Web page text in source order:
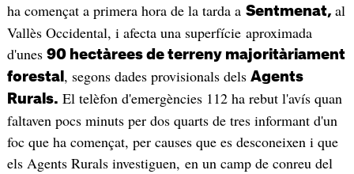
ha començat a primera hora de la tarda a Sentmenat, al
Vallès Occidental, i afecta una superfície aproximada
d'unes 90 hectàrees de terreny majoritàriament
forestal , segons dades provisionals dels Agents
Rurals. El telèfon d'emergències 112 ha rebut l'avís quan
faltaven pocs minuts per dos quarts de tres informant d'un
foc que ha començat, per causes que es desconeixen i que
els Agents Rurals investiguen, en un camp de conreu del